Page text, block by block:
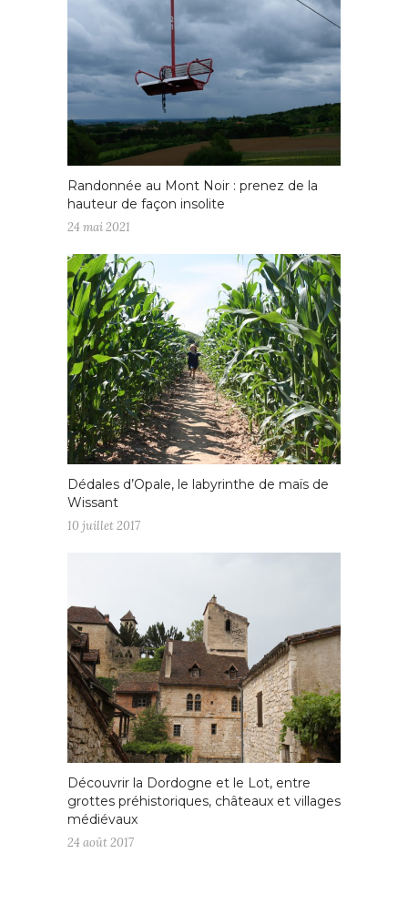
Randonnée au Mont Noir : prenez de la
hauteur de façon insolite
24 mai 2021
Dédales d’Opale, le labyrinthe de maïs de
Wissant
10 juillet 2017
Découvrir la Dordogne et le Lot, entre
grottes préhistoriques, châteaux et villages
médiévaux
24 août 2017